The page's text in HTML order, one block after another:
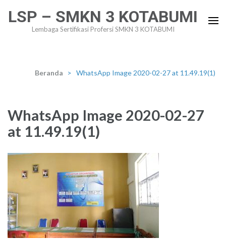
LSP – SMKN 3 KOTABUMI
Lembaga Sertifikasi Profersi SMKN 3 KOTABUMI
Beranda > WhatsApp Image 2020-02-27 at 11.49.19(1)
WhatsApp Image 2020-02-27
at 11.49.19(1)